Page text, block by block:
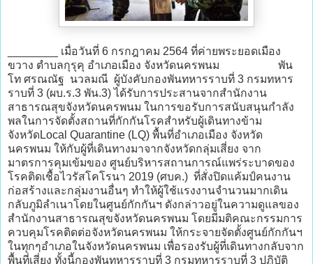
________ เมื่อวันที่ 6 กรกฎาคม 2564 ที่ค่ายพระยอดเมือง
ขวาง ตำบลกุรุคุ อำเภอเมือง จังหวัดนครพนม พัน
โท ศรณณัฐ นวลมณี ผู้บังคับกองพันทหารราบที่ 3 กรมทหาร
ราบที่ 3 (ผบ.ร.3 พัน.3) ได้รับการประสานจากสำนักงาน
สาธารณสุขจังหวัดนครพนม ในการขอรับการสนับสนุนกำลัง
พลในการจัดตั้งสถานที่กักกันโรคสำหรับผู้เดินทางข้าม
จังหวัดLocal Quarantine (LQ) พื้นที่อำเภอเมือง จังหวัด
นครพนม ให้กับผู้ที่เดินทางมาจากจังหวัดกลุ่มเสี่ยง จาก
มาตรการคุมเข้มของ ศูนย์บริหารสถานการณ์แพร่ระบาดของ
โรคติดเชื้อไวรัสโคโรนา 2019 (ศบค.) ที่สั่งปิดแค้มป์คนงาน
ก่อสร้างและกลุ่มงานอื่นๆ ทำให้ผู้ใช้แรงงานจำนวนมากเดิน
กลับภูมิลำเนาโดยในศูนย์กักกันฯ ดังกล่าวอยู่ในความดูแลของ
สำนักงานสาธารณสุขจังหวัดนครพนม โดยมีมติคณะกรรมการ
ควบคุมโรคติดต่อจังหวัดนครพนม ให้กระจายจัดตั้งศูนย์กักกันฯ
ในทุกๆอำเภอในจังหวัดนครพนม เพื่อรองรับผู้ที่เดินทางกลับจาก
พื้นที่เสี่ยง ทั้งนี้กองพันทหารราบที่ 3 กรมทหารราบที่ 3 ปฏิบัติ